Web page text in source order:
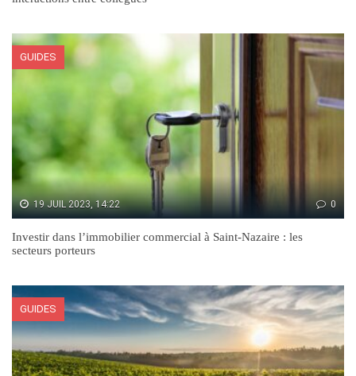
GUIDES
19 JUIL 2023, 14:22 0
Investir dans l’immobilier commercial à Saint-Nazaire : les
secteurs porteurs
GUIDES